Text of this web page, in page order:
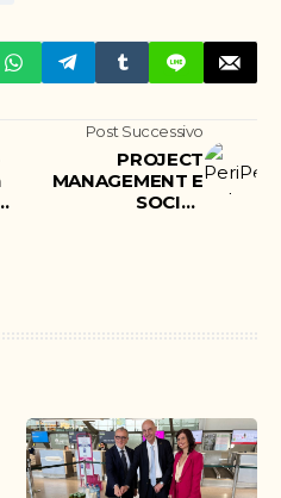
Post Successivo
PROJECT
MANAGEMENT E
SOCIAL